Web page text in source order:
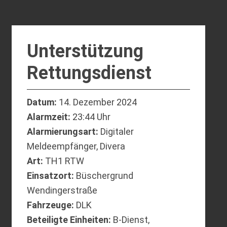
Unterstützung
Rettungsdienst
Datum: 14. Dezember 2024
Alarmzeit: 23:44 Uhr
Alarmierungsart: Digitaler
Meldeempfänger, Divera
Art: TH1 RTW
Einsatzort: Büschergrund
Wendingerstraße
Fahrzeuge: DLK
Beteiligte Einheiten: B-Dienst,